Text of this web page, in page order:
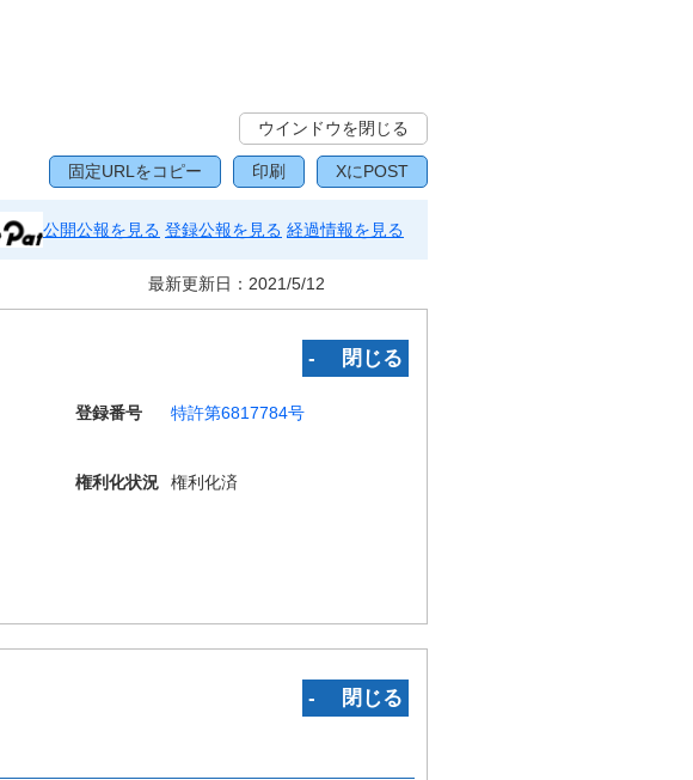
ウインドウを閉じる
固定URLをコピー 印刷 XにPOST
公開公報を見る 登録公報を見る 経過情報を見る
最新更新日： 2021/5/12
‐ 閉じる
登録番号
特許第6817784号
権利化状況
権利化済
‐ 閉じる